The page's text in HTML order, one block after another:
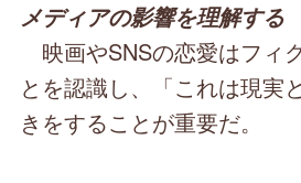
メディアの影響を理解する
映画やSNSの恋愛はフィ
とを認識し、「これは現実
きをすることが重要だ。